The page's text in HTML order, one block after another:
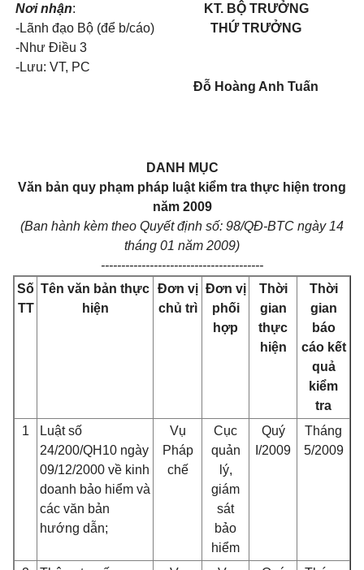
Nơi nhận:
-Lãnh đạo Bộ (để b/cáo)
-Như Điều 3
-Lưu: VT, PC
KT. BỘ TRƯỞNG
THỨ TRƯỞNG
Đỗ Hoàng Anh Tuấn
DANH MỤC
Văn bản quy phạm pháp luật kiểm tra thực hiện trong
năm 2009
(Ban hành kèm theo Quyết định số: 98/QĐ-BTC ngày 14
tháng 01 năm 2009)
----------------------------------------
Số
TT
Tên văn bản thực
hiện
Đơn vị
chủ trì
Đơn vị
phối
hợp
Thời
gian
thực
hiện
Thời
gian
báo
cáo kết
quả
kiểm
tra
1
Luật số
24/200/QH10 ngày
09/12/2000 về kinh
doanh bảo hiểm và
các văn bản
hướng dẫn;
Vụ
Pháp
chế
Cục
quản
lý,
giám
sát
bảo
hiểm
Quý
I/2009
Tháng
5/2009